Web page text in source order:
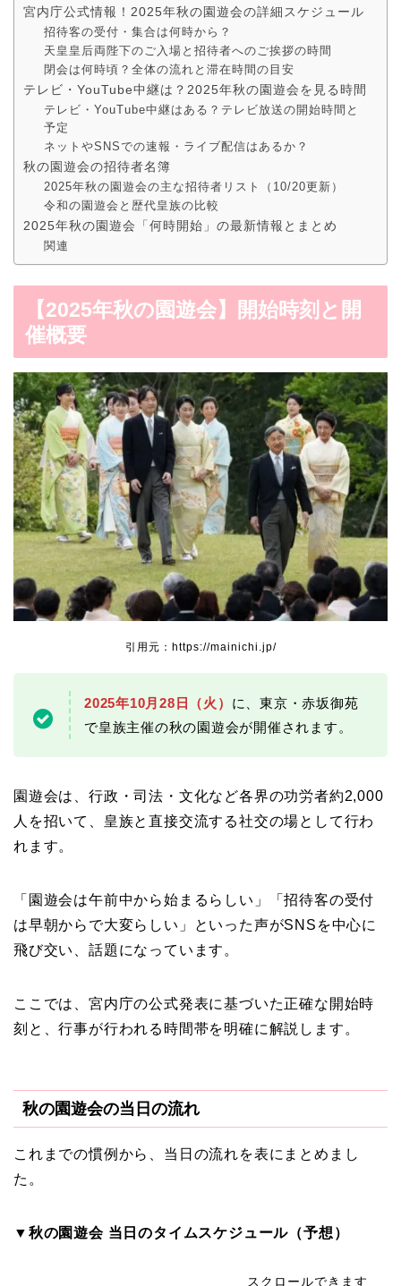
宮内庁公式情報！2025年秋の園遊会の詳細スケジュール
招待客の受付・集合は何時から？
天皇皇后両陛下のご入場と招待者へのご挨拶の時間
閉会は何時頃？全体の流れと滞在時間の目安
テレビ・YouTube中継は？2025年秋の園遊会を見る時間
テレビ・YouTube中継はある？テレビ放送の開始時間と
予定
ネットやSNSでの速報・ライブ配信はあるか？
秋の園遊会の招待者名簿
2025年秋の園遊会の主な招待者リスト（10/20更新）
令和の園遊会と歴代皇族の比較
2025年秋の園遊会「何時開始」の最新情報とまとめ
関連
【2025年秋の園遊会】開始時刻と開
催概要
引用元：https://mainichi.jp/
2025年10月28日（火） に、東京・赤坂御苑
で皇族主催の秋の園遊会が開催されます。
園遊会は、行政・司法・文化など各界の功労者約2,000
人を招いて、皇族と直接交流する社交の場として行わ
れます。
「園遊会は午前中から始まるらしい」「招待客の受付
は早朝からで大変らしい」といった声がSNSを中心に
飛び交い、話題になっています。
ここでは、宮内庁の公式発表に基づいた正確な開始時
刻と、行事が行われる時間帯を明確に解説します。
秋の園遊会の当日の流れ
これまでの慣例から、当日の流れを表にまとめまし
た。
▼秋の園遊会 当日のタイムスケジュール（予想）
スクロールできます